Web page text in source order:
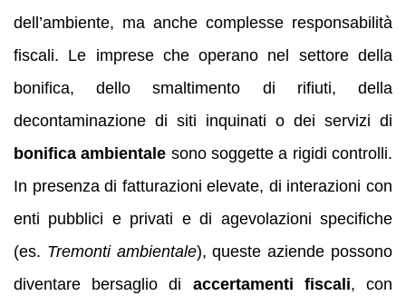
dell’ambiente, ma anche complesse responsabilità
fiscali. Le imprese che operano nel settore della
bonifica, dello smaltimento di rifiuti, della
decontaminazione di siti inquinati o dei servizi di
bonifica ambientale sono soggette a rigidi controlli.
In presenza di fatturazioni elevate, di interazioni con
enti pubblici e privati e di agevolazioni specifiche
(es. Tremonti ambientale), queste aziende possono
diventare bersaglio di accertamenti fiscali, con